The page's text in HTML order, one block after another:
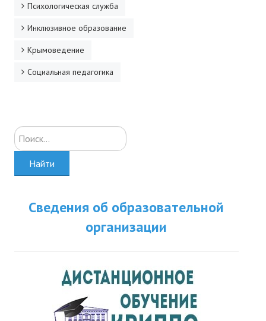
Психологическая служба
Инклюзивное образование
Крымоведение
Социальная педагогика
Искать...
Найти
Сведения об образовательной
организации